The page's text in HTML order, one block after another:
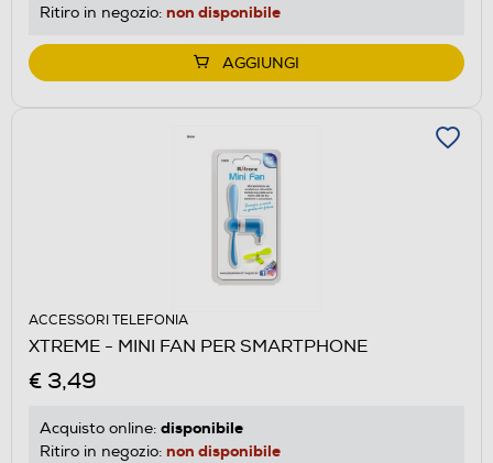
Ritiro in negozio: non disponibile
AGGIUNGI
ACCESSORI TELEFONIA
XTREME - MINI FAN PER SMARTPHONE
€ 3,49
Acquisto online: disponibile
Ritiro in negozio: non disponibile